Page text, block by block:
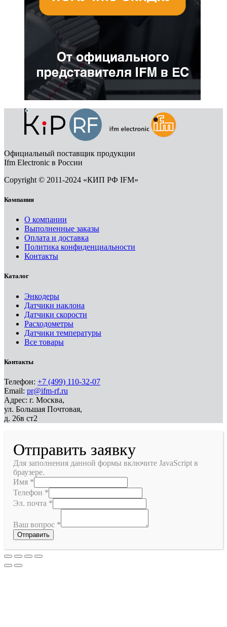
Официальный поставщик продукции
Ifm Electronic в России
Copyright © 2011-2024 «КИП РФ IFM»
Компания
О компании
Выполненные заказы
Оплата и доставка
Политика конфиденциальности
Контакты
Каталог
Энкодеры
Датчики наклона
Датчики скорости
Расходометры
Датчики температуры
Все товары
Контакты
Телефон: +7 (499) 110-32-07
Email: pr@ifm-rf.ru
Адрес: г. Москва,
ул. Большая Почтовая,
д. 26в ст2
Отправить заявку
Для заполнения данной формы включите JavaScript в
браузере.
Имя *
Телефон *
Эл. почта *
Ваш вопрос *
Отправить